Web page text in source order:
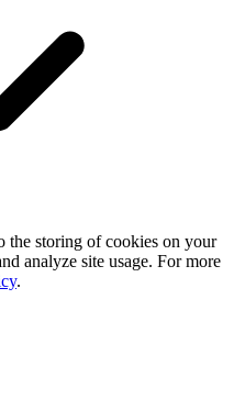
storing of cookies on your
analyze site usage. For more
.